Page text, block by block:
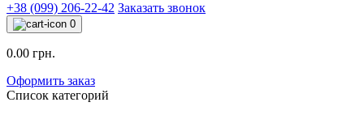
+38 (099) 206-22-42 Заказать звонок
0
0.00 грн.
Оформить заказ
Список категорий